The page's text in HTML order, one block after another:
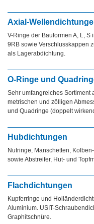
Axial-
V-Ringe der Bauformen A, L,
9RB sowie Verschlusskappen
als Lagerabdichtung.
O-Ringe und
Sehr umfangreiches Sortiment
metrischen und zölligen
und Quadringe (doppelt
Hubdichtungen
Nutringe, Manschetten,
sowie Abstreifer, Hut- und
Flachdichtungen
Kupferringe und
Aluminium. USIT-
Graphitschnüre.